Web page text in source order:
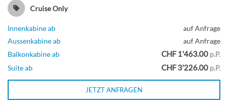
Cruise Only
Innenkabine ab
auf Anfrage
Aussenkabine ab
auf Anfrage
Balkonkabine ab
CHF 1'463.00 p.P.
Suite ab
CHF 3'226.00 p.P.
JETZT ANFRAGEN